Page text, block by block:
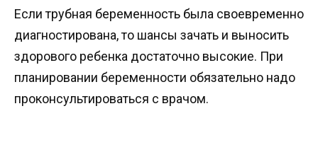
Если трубная беременность была своевременно
диагностирована, то шансы зачать и выносить
здорового ребенка достаточно высокие. При
планировании беременности обязательно надо
проконсультироваться с врачом.